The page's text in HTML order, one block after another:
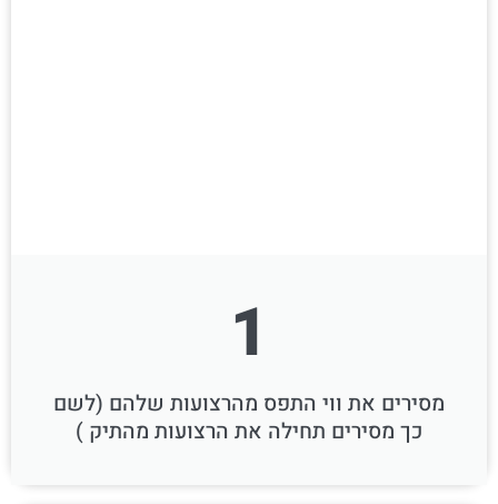
1
מסירים את ווי התפס מהרצועות שלהם (לשם
כך מסירים תחילה את הרצועות מהתיק )